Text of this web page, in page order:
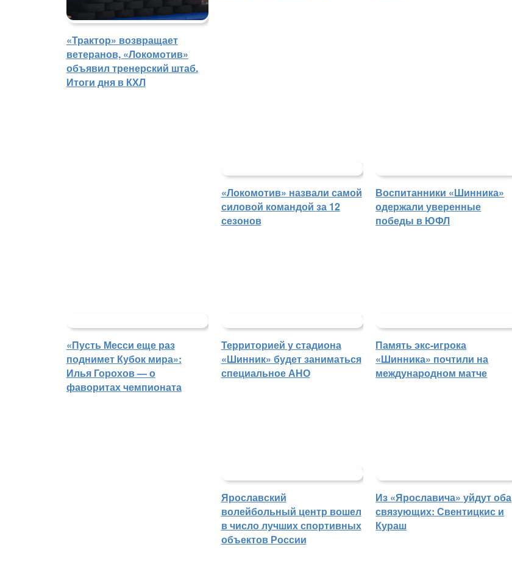
«Трактор» возвращает
ветеранов, «Локомотив»
объявил тренерский штаб.
Итоги дня в КХЛ
«Локомотив» назвали самой
силовой командой за 12
сезонов
Воспитанники «Шинника»
одержали уверенные
победы в ЮФЛ
«Пусть Месси еще раз
поднимет Кубок мира»:
Илья Горохов — о
фаворитах чемпионата
Территорией у стадиона
«Шинник» будет заниматься
специальное АНО
Память экс-игрока
«Шинника» почтили на
международном матче
Ярославский
волейбольный центр вошел
в число лучших спортивных
объектов России
Из «Ярославича» уйдут оба
связующих: Свентицкис и
Кураш